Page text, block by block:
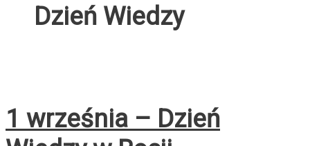
Dzień Wiedzy
1 września – Dzień